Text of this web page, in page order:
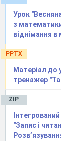
Урок
з
віднімання
PPTX
Матеріал до
тренажер
ZIP
"Запис і